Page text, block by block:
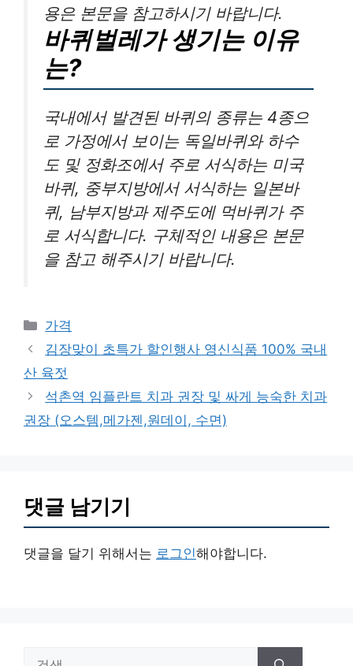
용은 본문을 참고하시기 바랍니다.
바퀴벌레가 생기는 이유
는?
국내에서 발견된 바퀴의 종류는 4종으
로 가정에서 보이는 독일바퀴와 하수
도 및 정화조에서 주로 서식하는 미국
바퀴, 중부지방에서 서식하는 일본바
퀴, 남부지방과 제주도에 먹바퀴가 주
로 서식합니다. 구체적인 내용은 본문
을 참고 해주시기 바랍니다.
카
테
리
가격
김장맞이 초특가 할인행사 영신식품 100% 국내
산 육젓
석촌역 임플란트 치과 권장 및 싸게 능숙한 치과
권장 (오스템,메가젠,원데이, 수면)
댓글 남기기
댓글을 달기 위해서는 로그인해야합니다.